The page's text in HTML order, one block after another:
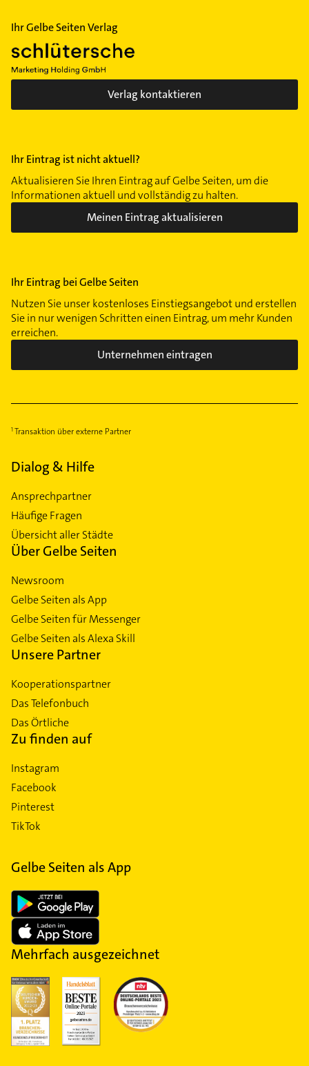
Ihr Gelbe Seiten Verlag
Verlag kontaktieren
Ihr Eintrag ist nicht aktuell?
Aktualisieren Sie Ihren Eintrag auf Gelbe Seiten, um die
Informationen aktuell und vollständig zu halten.
Meinen Eintrag aktualisieren
Ihr Eintrag bei Gelbe Seiten
Nutzen Sie unser kostenloses Einstiegsangebot und erstellen
Sie in nur wenigen Schritten einen Eintrag, um mehr Kunden
erreichen.
Unternehmen eintragen
Transaktion über externe Partner
Dialog & Hilfe
Ansprechpartner
Häufige Fragen
Übersicht aller Städte
Über Gelbe Seiten
Newsroom
Gelbe Seiten als App
Gelbe Seiten für Messenger
Gelbe Seiten als Alexa Skill
Unsere Partner
Kooperationspartner
Das Telefonbuch
Das Örtliche
Zu finden auf
Instagram
Facebook
Pinterest
TikTok
Gelbe Seiten als App
Mehrfach ausgezeichnet